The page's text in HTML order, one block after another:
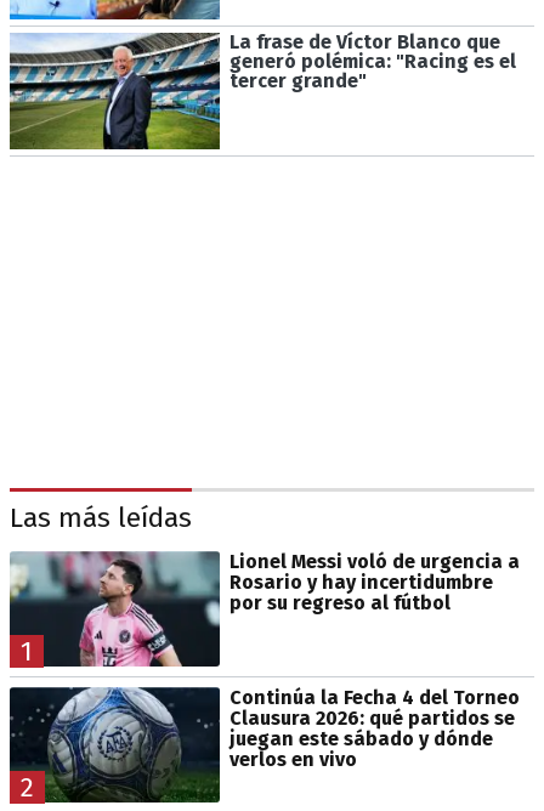
La frase de Víctor Blanco que
generó polémica: "Racing es el
tercer grande"
Las más leídas
1
Lionel Messi voló de urgencia a
Rosario y hay incertidumbre
por su regreso al fútbol
2
Continúa la Fecha 4 del Torneo
Clausura 2026: qué partidos se
juegan este sábado y dónde
verlos en vivo